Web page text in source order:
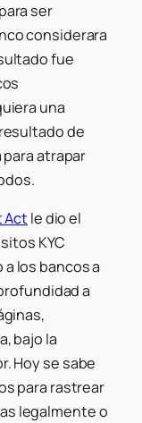
ser
considerara
fue
una
de
atrapar
Act le dio el
KYC
los bancos a
a
bajo la
Hoy se sabe
para rastrear
legalmente o